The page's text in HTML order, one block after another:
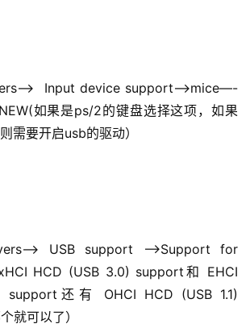
Input device support—>mice—-
如果是ps/2的键盘选择这项，如果
需要开启usb的驱动）
USB support —>Support for
HCD (USB 3.0) support和 EHCI
support还有 OHCI HCD (USB 1.1)
就可以了）